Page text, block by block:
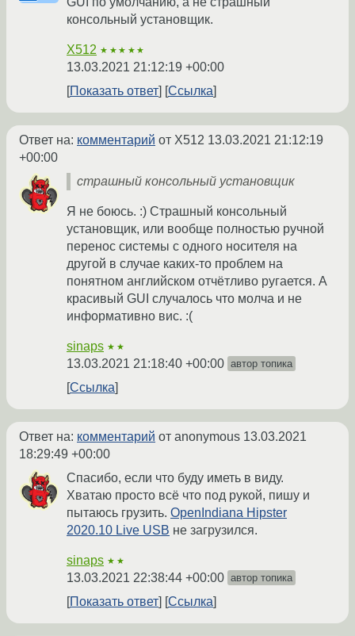
консольный установщик.
X512 ★★★★★
13.03.2021 21:12:19 +00:00
Показать ответ
Ссылка
Ответ на: комментарий от X512 13.03.2021 21:12:19
+00:00
страшный консольный установщик
Я не боюсь. :) Страшный консольный
установщик, или вообще полностью ручной
перенос системы с одного носителя на
другой в случае каких-то проблем на
понятном английском отчётливо ругается. А
красивый GUI случалось что молча и не
информативно вис. :(
sinaps ★★
13.03.2021 21:18:40 +00:00 автор топика
Ссылка
Ответ на: комментарий от anonymous 13.03.2021
18:29:49 +00:00
Спасибо, если что буду иметь в виду.
Хватаю просто всё что под рукой, пишу и
пытаюсь грузить. OpenIndiana Hipster
2020.10 Live USB не загрузился.
sinaps ★★
13.03.2021 22:38:44 +00:00 автор топика
Показать ответ Ссылка